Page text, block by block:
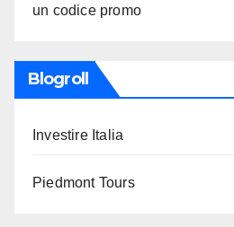
un codice promo
Blogroll
Investire Italia
Piedmont Tours